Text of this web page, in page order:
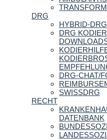
DRG
HYBRID-DRG
DRG
DRG-CHAT/
SWISSDRG
RECHT
DATENBANK